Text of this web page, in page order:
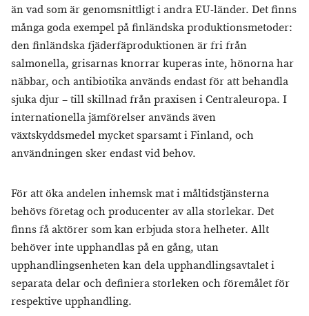
än vad som är genomsnittligt i andra EU-länder. Det finns
många goda exempel på finländska produktionsmetoder:
den finländska fjäderfäproduktionen är fri från
salmonella, grisarnas knorrar kuperas inte, hönorna har
näbbar, och antibiotika används endast för att behandla
sjuka djur – till skillnad från praxisen i Centraleuropa. I
internationella jämförelser används även
växtskyddsmedel mycket sparsamt i Finland, och
användningen sker endast vid behov.
För att öka andelen inhemsk mat i måltidstjänsterna
behövs företag och producenter av alla storlekar. Det
finns få aktörer som kan erbjuda stora helheter. Allt
behöver inte upphandlas på en gång, utan
upphandlingsenheten kan dela upphandlingsavtalet i
separata delar och definiera storleken och föremålet för
respektive upphandling.